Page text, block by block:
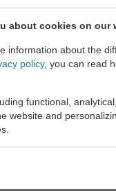
about cookies on our
information about the
policy, you can read
functional,
website and
(inter)nationale
chauffeurs
(NL) tot in de regio